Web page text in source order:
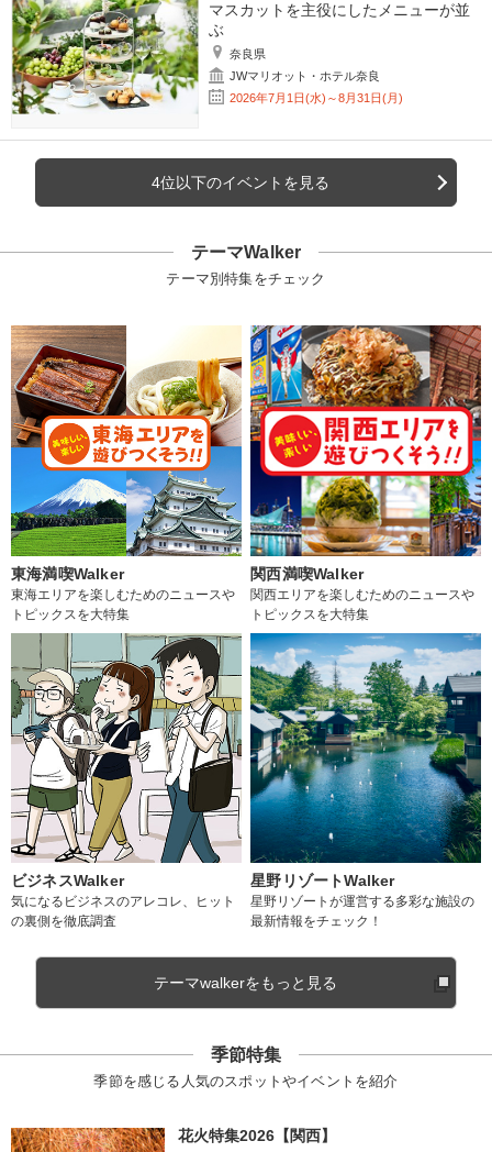
マスカットを主役にしたメニューが並
ぶ
奈良県
JWマリオット・ホテル奈良
2026年7月1日(水)～8月31日(月)
4位以下のイベントを見る
テーマWalker
テーマ別特集をチェック
東海満喫Walker
東海エリアを楽しむためのニュースや
トピックスを大特集
関西満喫Walker
関西エリアを楽しむためのニュースや
トピックスを大特集
ビジネスWalker
気になるビジネスのアレコレ、ヒット
の裏側を徹底調査
星野リゾートWalker
星野リゾートが運営する多彩な施設の
最新情報をチェック！
テーマwalkerをもっと見る
季節特集
季節を感じる人気のスポットやイベントを紹介
花火特集2026【関西】